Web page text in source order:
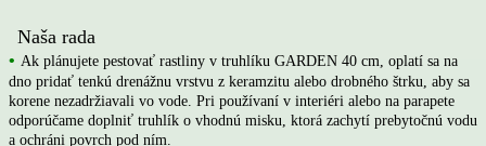
Naša rada
• Ak plánujete pestovať rastliny v truhlíku GARDEN 40 cm, oplatí sa na
dno pridať tenkú drenážnu vrstvu z keramzitu alebo drobného štrku, aby sa
korene nezadržiavali vo vode. Pri používaní v interiéri alebo na parapete
odporúčame doplniť truhlík o vhodnú misku, ktorá zachytí prebytočnú vodu
a ochráni povrch pod ním.